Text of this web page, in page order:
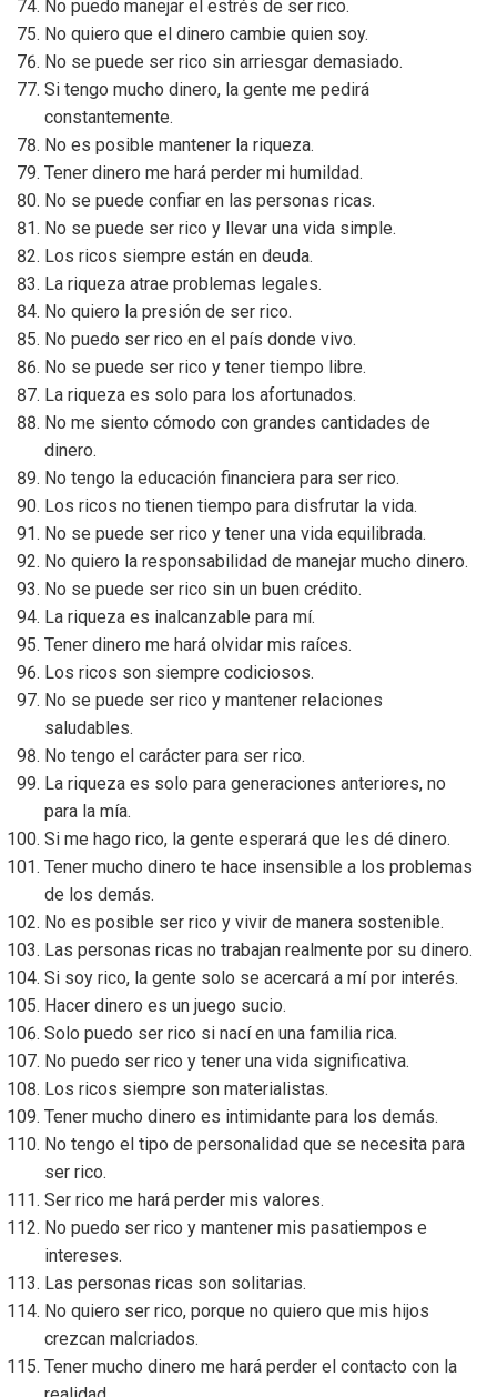
No puedo manejar el estrés de ser rico.
No quiero que el dinero cambie quien soy.
No se puede ser rico sin arriesgar demasiado.
Si tengo mucho dinero, la gente me pedirá
constantemente.
No es posible mantener la riqueza.
Tener dinero me hará perder mi humildad.
No se puede confiar en las personas ricas.
No se puede ser rico y llevar una vida simple.
Los ricos siempre están en deuda.
La riqueza atrae problemas legales.
No quiero la presión de ser rico.
No puedo ser rico en el país donde vivo.
No se puede ser rico y tener tiempo libre.
La riqueza es solo para los afortunados.
No me siento cómodo con grandes cantidades de
dinero.
No tengo la educación financiera para ser rico.
Los ricos no tienen tiempo para disfrutar la vida.
No se puede ser rico y tener una vida equilibrada.
No quiero la responsabilidad de manejar mucho dinero.
No se puede ser rico sin un buen crédito.
La riqueza es inalcanzable para mí.
Tener dinero me hará olvidar mis raíces.
Los ricos son siempre codiciosos.
No se puede ser rico y mantener relaciones
saludables.
No tengo el carácter para ser rico.
La riqueza es solo para generaciones anteriores, no
para la mía.
Si me hago rico, la gente esperará que les dé dinero.
Tener mucho dinero te hace insensible a los problemas
de los demás.
No es posible ser rico y vivir de manera sostenible.
Las personas ricas no trabajan realmente por su dinero.
Si soy rico, la gente solo se acercará a mí por interés.
Hacer dinero es un juego sucio.
Solo puedo ser rico si nací en una familia rica.
No puedo ser rico y tener una vida significativa.
Los ricos siempre son materialistas.
Tener mucho dinero es intimidante para los demás.
No tengo el tipo de personalidad que se necesita para
ser rico.
Ser rico me hará perder mis valores.
No puedo ser rico y mantener mis pasatiempos e
intereses.
Las personas ricas son solitarias.
No quiero ser rico, porque no quiero que mis hijos
crezcan malcriados.
Tener mucho dinero me hará perder el contacto con la